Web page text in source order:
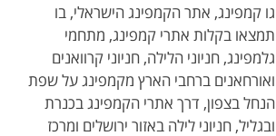
גו קמפינג, אתר הקמפינג הישראלי, בו
תמצאו בקלות אתרי קמפינג, מתחמי
גלמפינג, חניוני הלילה, חניוני קרוואנים
ואורחאנים ברחבי הארץ מקמפינג על שפת
הנחל בצפון, דרך אתרי הקמפינג בכנרת
ובגליל, חניוני לילה באזור ירושלים ומרכז